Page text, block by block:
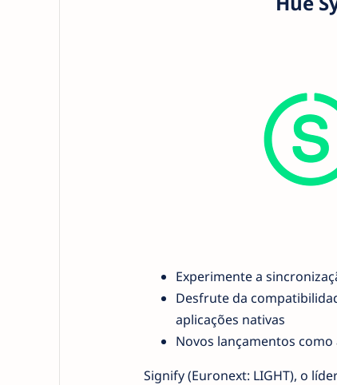
Experimente a
Desfrute da
aplicações nativas
Novos lançamentos
Signify (Euronext: LIGHT), o